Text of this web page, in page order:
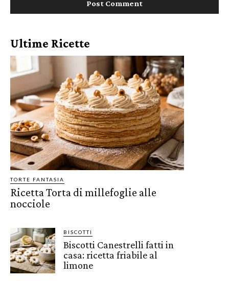
Ultime Ricette
TORTE FANTASIA
Ricetta Torta di millefoglie alle
nocciole
BISCOTTI
Biscotti Canestrelli fatti in
casa: ricetta friabile al
limone